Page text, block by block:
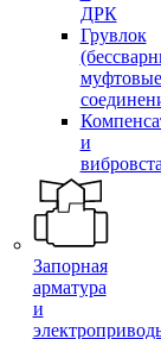
ДРК
Грувлок
муфтовые
и
Запорная
арматура
и